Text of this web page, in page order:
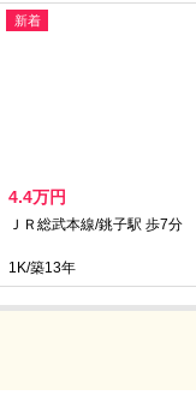
新着
4.4万円
ＪＲ総武本線/銚子駅 歩7分
1K/築13年